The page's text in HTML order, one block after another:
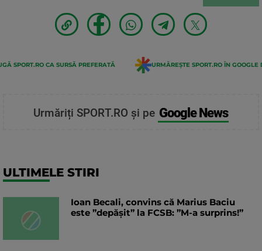
SPORT.RO CA SURSĂ PREFERATĂ URMĂREȘTE SPORT.RO ÎN GOOGLE
Urmăriți SPORT.RO și pe Google News
ULTIMELE STIRI
Ioan Becali, convins că Marius Baciu
este ”depășit” la FCSB: ”M-a surprins!”